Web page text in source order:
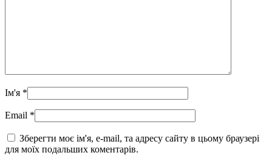
Ім'я *
Email *
Зберегти моє ім'я, e-mail, та адресу сайту в цьому браузері
для моїх подальших коментарів.